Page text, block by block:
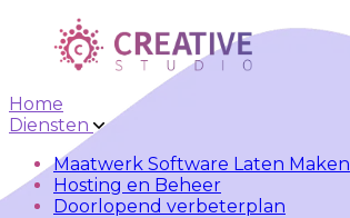
Skip to main content Skip to navigation
Home
Diensten
Maatwerk Software Laten Maken
Hosting en Beheer
Doorlopend verbeterplan